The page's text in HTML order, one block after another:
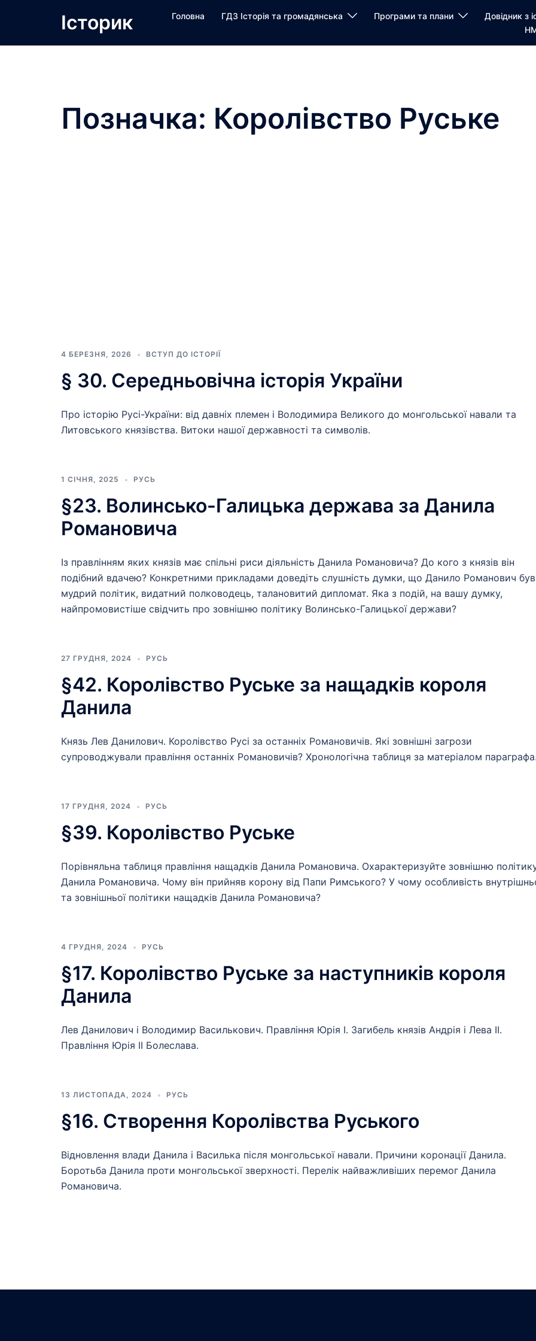
Історик Головна ГДЗ Історія та громадянська Програми та плани
Довідник з
Позначка: Королівство Руське
4 БЕРЕЗНЯ, 2026 ВСТУП ДО ІСТОРІЇ
§ 30. Середньовічна історія України
Про історію Русі-України: від давніх племен і Володимира Великого до монгольської навали та
Литовського князівства. Витоки нашої державності та символів.
1 СІЧНЯ, 2025 РУСЬ
§23. Волинсько-Галицька держава за Данила
Романовича
Із правлінням яких князів має спільні риси діяльність Данила Романовича? До кого з князів він
подібний вдачею? Конкретними прикладами доведіть слушність думки, що Данило Романович був
мудрий політик, видатний полководець, талановитий дипломат. Яка з подій, на вашу думку,
найпромовистіше свідчить про зовнішню політику Волинсько-Галицької держави?
27 ГРУДНЯ, 2024 РУСЬ
§42. Королівство Руське за нащадків короля
Данила
Князь Лев Данилович. Королівство Русі за останніх Романовичів. Які зовнішні загрози
супроводжували правління останніх Романовичів? Хронологічна таблиця за матеріалом
17 ГРУДНЯ, 2024 РУСЬ
§39. Королівство Руське
Порівняльна таблиця правління нащадків Данила Романовича. Охарактеризуйте зовнішню
Данила Романовича. Чому він прийняв корону від Папи Римського? У чому особливість
та зовнішньої політики нащадків Данила Романовича?
4 ГРУДНЯ, 2024 РУСЬ
§17. Королівство Руське за наступників короля
Данила
Лев Данилович і Володимир Василькович. Правління Юрія І. Загибель князів Андрія і Лева II.
Правління Юрія II Болеслава.
13 ЛИСТОПАДА, 2024 РУСЬ
§16. Створення Королівства Руського
Відновлення влади Данила і Василька після монгольської навали. Причини коронації Данила.
Боротьба Данила проти монгольської зверхності. Перелік найважливіших перемог Данила
Романовича.